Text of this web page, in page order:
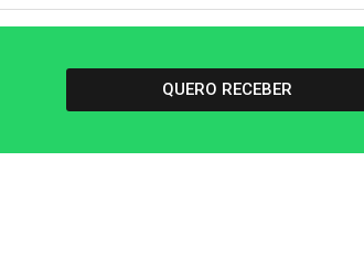
QUERO RECEBER